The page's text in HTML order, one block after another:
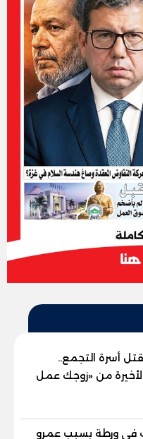
أسرة التجمع..
من «زوجك عمل
في ورطة بسبب عمرو